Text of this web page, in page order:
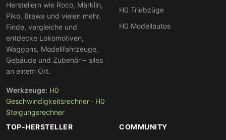
Herstellern wie Roco, Märklin,
Piko, Brawa und vielen mehr.
Finde, vergleiche und
entdecke Lokomotiven,
Waggons, Modellfahrzeuge,
Gebäude und Zubehör – alles
an einem Ort.
Werkzeuge: H0
Geschwindigkeitsrechner · H0
Steigungsrechner
H0 Triebzüge
H0 Modellautos
TOP-HERSTELLER COMMUNITY